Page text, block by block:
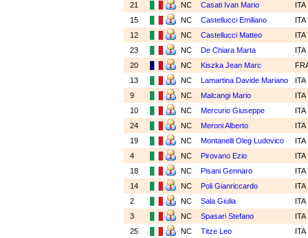
21
NC Casati Ivan Mario
ITA
15
NC Castellucci Emiliano
ITA
12
NC Castellucci Matteo
ITA
23
NC De Chiara Marta
ITA
20
NC Kiszka Jean Marc
13
NC Lamartina Davide Mariano
ITA
9
NC Malcangi Mario
ITA
10
NC Mercurio Giuseppe
ITA
24
NC Meroni Alberto
ITA
19
NC Montanelli Oleg Ludovico
ITA
4
NC Pirovano Ezio
ITA
18
NC Pisani Gennaro
ITA
14
NC Poli Gianriccardo
ITA
2
NC Sala Giulia
ITA
3
NC Spasari Stefano
ITA
25
NC Titze Leo
ITA